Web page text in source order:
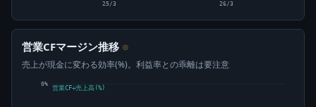
25/3 26/3
営業CFマージン推移 ⊙
売上が現金に変わる効率(%)。利益率との乖離は要注意
0%
営業CF÷売上高(%)